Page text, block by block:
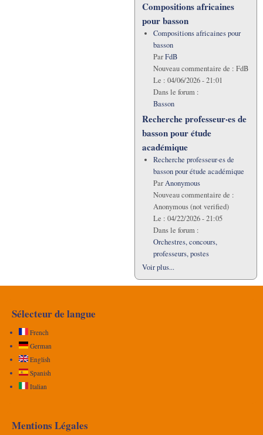
Compositions africaines
pour basson
Compositions africaines pour
basson
ParFdB
Nouveau commentaire de : FdB
Le : 04/06/2026 - 21:01
Dans le forum :
Basson
Recherche professeur·es de
basson pour étude
académique
Recherche professeur·es de
basson pour étude académique
ParAnonymous
Nouveau commentaire de :
Anonymous (not verified)
Le : 04/22/2026 - 21:05
Dans le forum :
Orchestres, concours,
professeurs, postes
Voir plus...
Sélecteur de langue
French
German
English
Spanish
Italian
Mentions Légales